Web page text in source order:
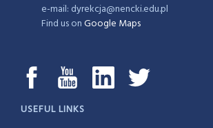
e-mail: dyrekcja@nencki.edu.pl
Find us onGoogle Maps
USEFUL LINKS